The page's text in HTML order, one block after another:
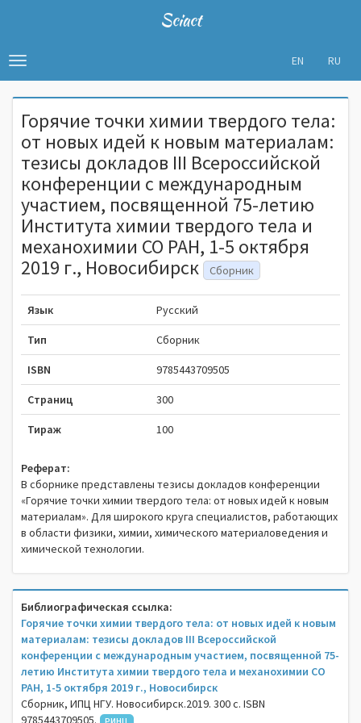
Sciact
Toggle
navigation
EN RU
Горячие точки химии твердого тела:
от новых идей к новым материалам:
тезисы докладов III Всероссийской
конференции с международным
участием, посвященной 75-летию
Института химии твердого тела и
механохимии СО РАН, 1-5 октября
2019 г., Новосибирск
Сборник
Язык Русский
Тип Сборник
ISBN 9785443709505
Страниц 300
Тираж 100
Реферат:
В сборнике представлены тезисы докладов конференции
«Горячие точки химии твердого тела: от новых идей к новым
материалам». Для широкого круга специалистов, работающих
в области физики, химии, химического материаловедения и
химической технологии.
Библиографическая ссылка:
Горячие точки химии твердого тела: от новых идей к новым
материалам: тезисы докладов III Всероссийской
конференции с международным участием, посвященной 75-
летию Института химии твердого тела и механохимии СО
РАН, 1-5 октября 2019 г., Новосибирск
Сборник, ИПЦ НГУ. Новосибирск.2019. 300 c. ISBN
9785443709505.